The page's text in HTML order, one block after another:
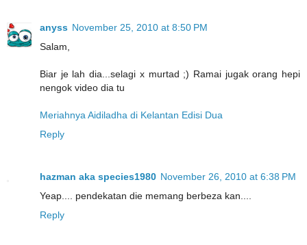
anyss November 25, 2010 at 8:50 PM
Salam,
Biar je lah dia...selagi x murtad ;) Ramai jugak orang hepi
nengok video dia tu
Meriahnya Aidiladha di Kelantan Edisi Dua
Reply
hazman aka species1980 November 26, 2010 at 6:38 PM
Yeap.... pendekatan die memang berbeza kan....
Reply